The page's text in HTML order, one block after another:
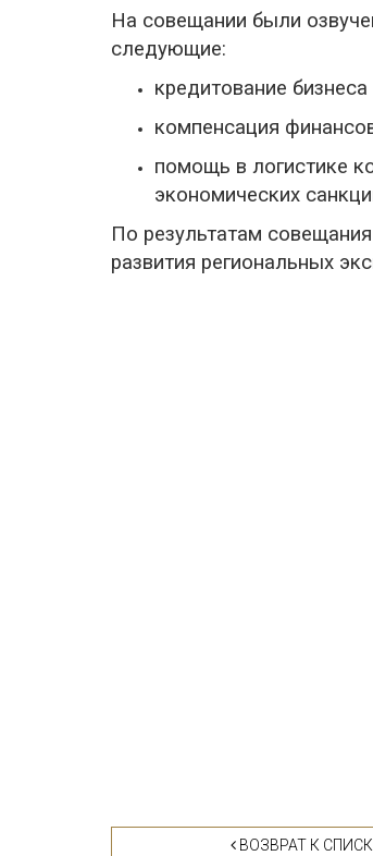
На совещании были
следующие:
кредитование
компенсация
помощь в логистике
экономических
По результатам
развития региональных
ВОЗВРАТ К